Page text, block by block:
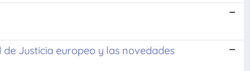
Justicia europeo y las novedades